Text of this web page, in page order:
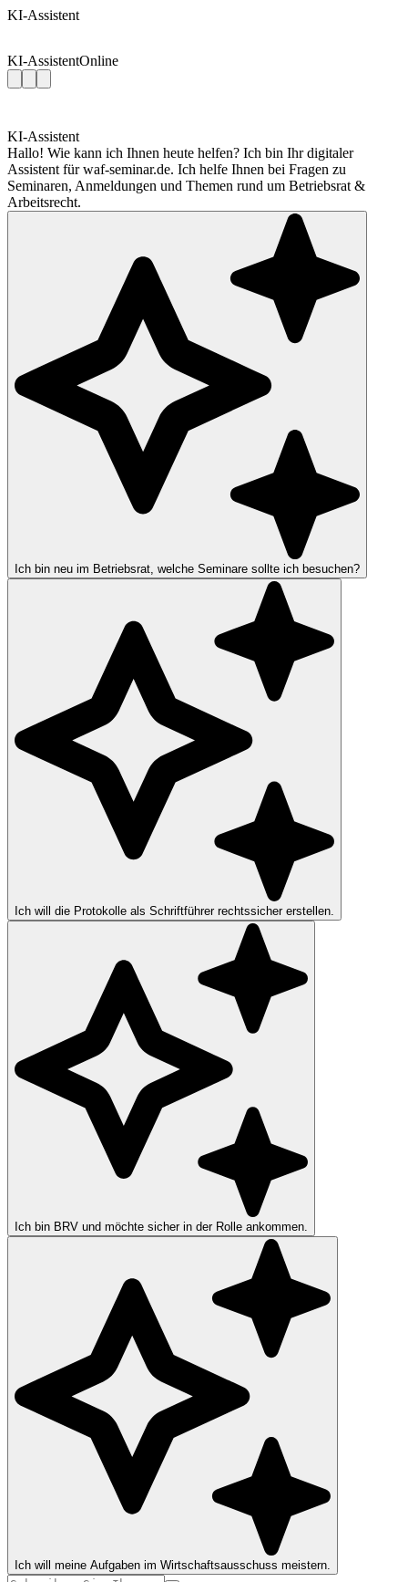
KI-Assistent
KI-AssistentOnline
KI-Assistent
Hallo! Wie kann ich Ihnen heute helfen? Ich bin Ihr digitaler
Assistent für waf-seminar.de. Ich helfe Ihnen bei Fragen zu
Seminaren, Anmeldungen und Themen rund um Betriebsrat &
Arbeitsrecht.
Ich bin neu im Betriebsrat, welche Seminare sollte ich besuchen?
Ich will die Protokolle als Schriftführer rechtssicher erstellen.
Ich bin BRV und möchte sicher in der Rolle ankommen.
Ich will meine Aufgaben im Wirtschaftsausschuss meistern.